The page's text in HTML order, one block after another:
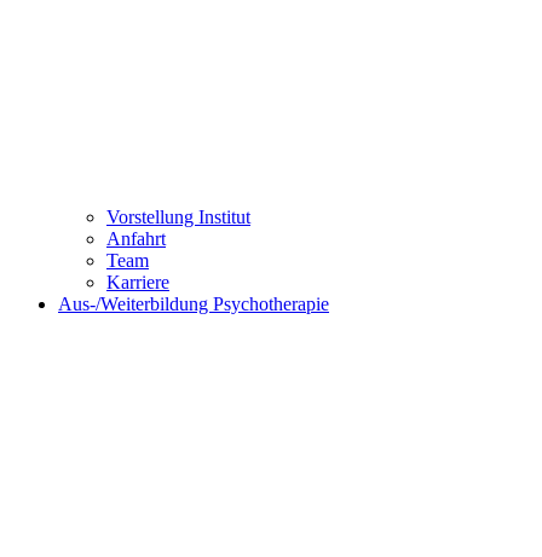
Vorstellung Institut
Anfahrt
Team
Karriere
Aus-/Weiterbildung Psychotherapie